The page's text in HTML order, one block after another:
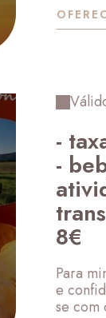
-
-
8€
Para
e
se com